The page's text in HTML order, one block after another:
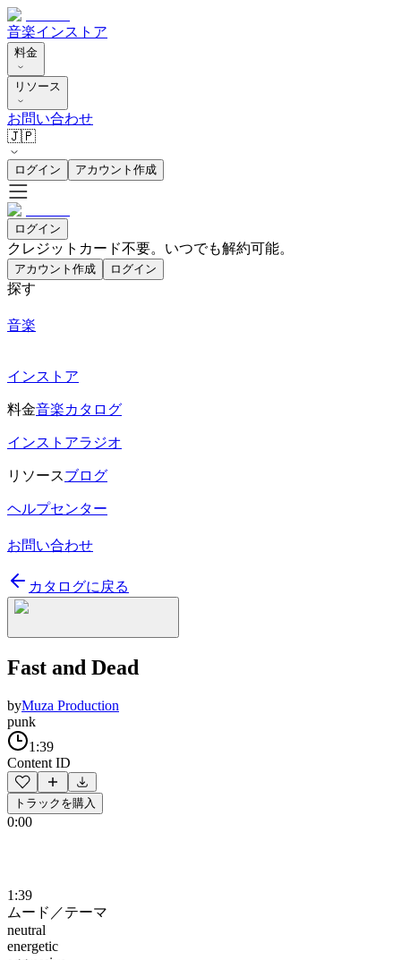
音楽インストア
料金
リソース
お問い合わせ
🇯🇵
ログイン アカウント作成
ログイン
クレジットカード不要。いつでも解約可能。
アカウント作成 ログイン
探す
音楽
インストア
料金音楽カタログ
インストアラジオ
リソースブログ
ヘルプセンター
お問い合わせ
カタログに戻る
Fast and Dead
byMuza Production
punk
1:39
Content ID
トラックを購入
0:00
1:39
ムード／テーマ
neutral
energetic